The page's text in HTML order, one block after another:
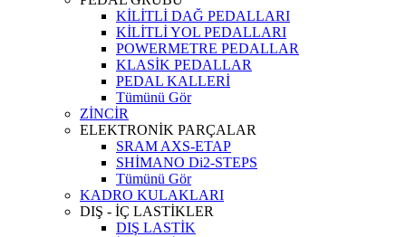
KİLİTLİ DAĞ PEDALLARI
KİLİTLİ YOL PEDALLARI
POWERMETRE PEDALLAR
KLASİK PEDALLAR
PEDAL KALLERİ
Tümünü Gör
ZİNCİR
ELEKTRONİK PARÇALAR
SRAM AXS-ETAP
SHİMANO Di2-STEPS
Tümünü Gör
KADRO KULAKLARI
DIŞ - İÇ LASTİKLER
DIŞ LASTİK